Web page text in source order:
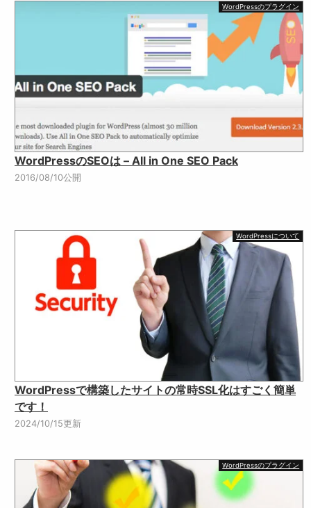
WordPressのプラグイン
WordPressのSEOは – All in One SEO Pack
2016/08/10公開
WordPressについて
WordPressで構築したサイトの常時SSL化はすごく簡単
です！
2024/10/15更新
WordPressのプラグイン